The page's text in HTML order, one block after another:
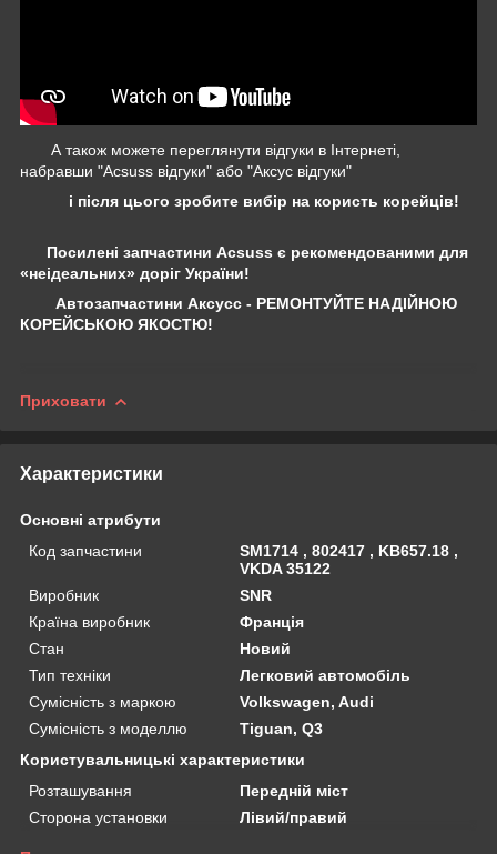
А також можете переглянути відгуки в Інтернеті,
набравши "Acsuss відгуки" або "Аксус відгуки"
і після цього зробите вибір на користь корейців!
Посилені запчастини Acsuss є рекомендованими для
«неідеальних» доріг України!
Автозапчастини Аксусс - РЕМОНТУЙТЕ НАДІЙНОЮ
КОРЕЙСЬКОЮ ЯКОСТЮ!
Приховати
Характеристики
Основні атрибути
Код запчастини
SM1714 , 802417 , KB657.18 ,
VKDA 35122
Виробник
SNR
Країна виробник
Франція
Стан
Новий
Тип техніки
Легковий автомобіль
Сумісність з маркою
Volkswagen, Audi
Сумісність з моделлю
Tiguan, Q3
Користувальницькі характеристики
Розташування
Передній міст
Сторона установки
Лівий/правий